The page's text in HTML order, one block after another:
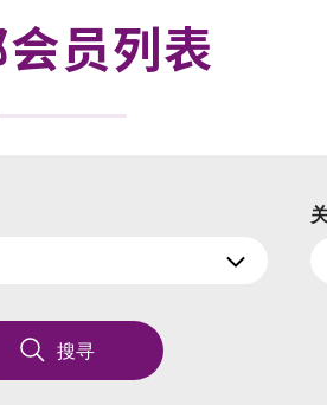
员列表
搜寻